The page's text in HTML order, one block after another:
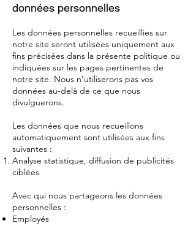
données personnelles
Les données personnelles recueillies sur
notre site seront utilisées uniquement aux
fins précisées dans la présente politique ou
indiquées sur les pages pertinentes de
notre site. Nous n’utiliserons pas vos
données au-delà de ce que nous
divulguerons.
Les données que nous recueillons
automatiquement sont utilisées aux fins
suivantes :
Analyse statistique, diffusion de publicités
ciblées
Avec qui nous partageons les données
personnelles :
Employés